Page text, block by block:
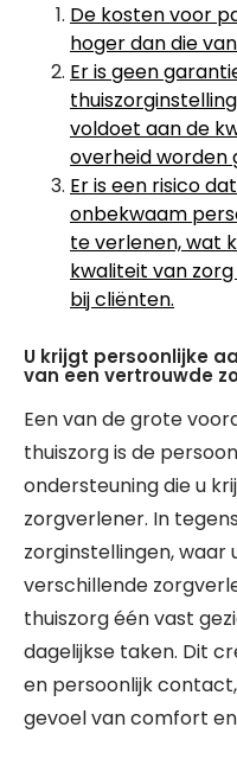
De kosten voor
hoger dan die
Er is geen
voldoet aan de
overheid worden
Er is een risico
onbekwaam
te verlenen, wat
kwaliteit van
bij cliënten.
U krijgt persoonlijke
van een vertrouwde
Een van de grote
thuiszorg is de
ondersteuning die u
zorgverlener. In
zorginstellingen,
verschillende
thuiszorg één vast
dagelijkse taken. Dit
en persoonlijk
gevoel van comfort en